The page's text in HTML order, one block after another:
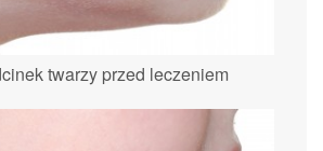
twarzy przed leczeniem